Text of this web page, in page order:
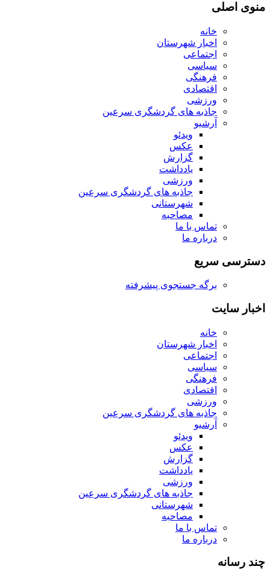
منوی اصلی
خانه
اخبار شهرستان
اجتماعی
سیاسی
فرهنگی
اقتصادی
ورزشی
جاذبه های گردشگری سرعین
آرشیو
ویدئو
عکس
گزارش
یادداشت
ورزشی
جاذبه های گردشگری سرعین
شهرستانی
مصاحبه
تماس با ما
درباره ما
دسترسی سریع
برگه جستجوی پیشرفته
اخبار سایت
خانه
اخبار شهرستان
اجتماعی
سیاسی
فرهنگی
اقتصادی
ورزشی
جاذبه های گردشگری سرعین
آرشیو
ویدئو
عکس
گزارش
یادداشت
ورزشی
جاذبه های گردشگری سرعین
شهرستانی
مصاحبه
تماس با ما
درباره ما
چند رسانه